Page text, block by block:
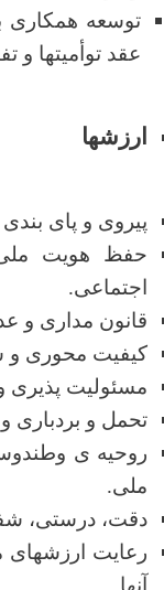
توسعه همکاری
عقد توأمیت­ها و
ارزش­ها
پیروی و پای‌
حفظ هویت
اجتماعی.
قانون مداری و
کیفیت محوری و
مسئولیت پذیری
تحمل و بردباری
روحیه­ ی
ملی.
دقت، درستی،
رعایت
آن­ها.